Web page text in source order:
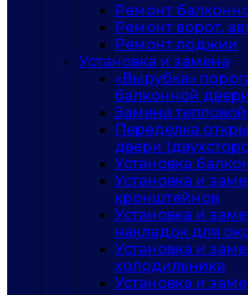
Ремонт
Ремонт ворот,
Ремонт лоджии
Установка и замена
«Вырубка»
балконной двери
Замена
Переделка
двери
Установка
Установка и
кронштейнов
Установка и
накладок для
Установка и
холодильника
Установка и